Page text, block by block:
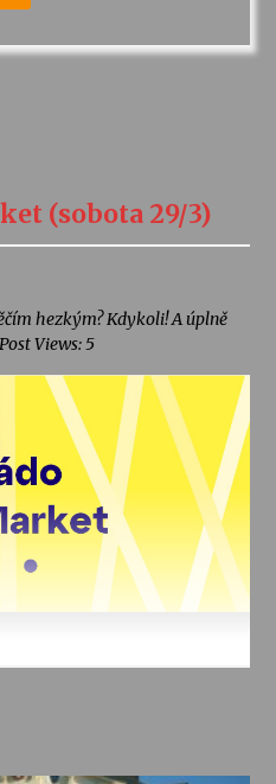
(sobota 29/3)
hezkým? Kdykoli! A úplně
Views: 5